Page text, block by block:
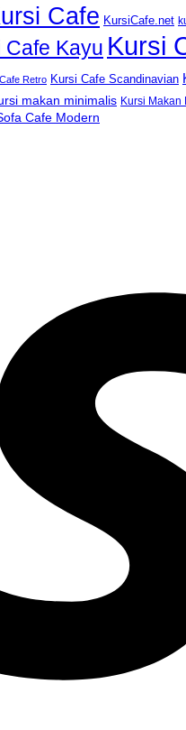
Cafe KursiCafe.net
Cafe Kayu Kursi
Retro Kursi Cafe Scandinavian
makan minimalis Kursi Makan
Cafe Modern